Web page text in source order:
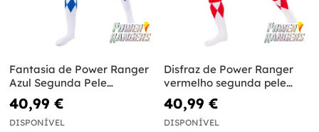
Fantasia de Power Ranger
Azul Segunda Pele
Tamanho Grande
40,99 €
DISPONÍVEL
Disfraz de Power Ranger
vermelho segunda pele
tamanho grande
40,99 €
DISPONÍVEL